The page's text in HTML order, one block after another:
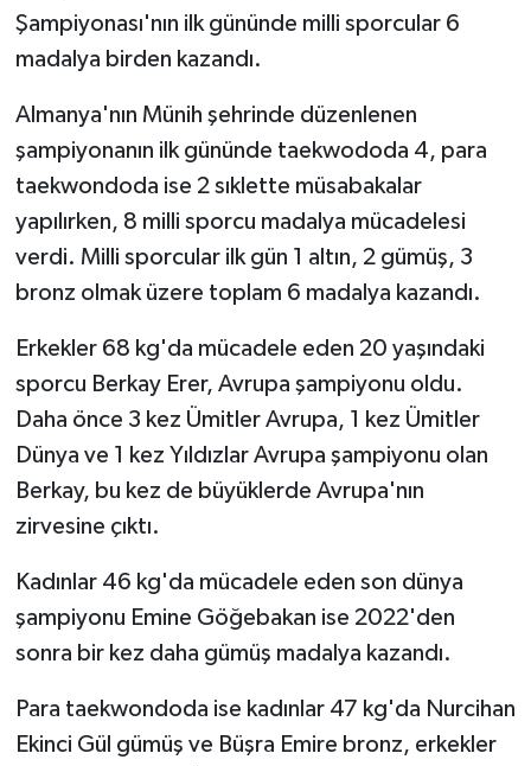
Şampiyonası'nın ilk gününde milli sporcular 6
madalya birden kazandı.
Almanya'nın Münih şehrinde düzenlenen
şampiyonanın ilk gününde taekwododa 4, para
taekwondoda ise 2 sıklette müsabakalar
yapılırken, 8 milli sporcu madalya mücadelesi
verdi. Milli sporcular ilk gün 1 altın, 2 gümüş, 3
bronz olmak üzere toplam 6 madalya kazandı.
Erkekler 68 kg'da mücadele eden 20 yaşındaki
sporcu Berkay Erer, Avrupa şampiyonu oldu.
Daha önce 3 kez Ümitler Avrupa, 1 kez Ümitler
Dünya ve 1 kez Yıldızlar Avrupa şampiyonu olan
Berkay, bu kez de büyüklerde Avrupa'nın
zirvesine çıktı.
Kadınlar 46 kg'da mücadele eden son dünya
şampiyonu Emine Göğebakan ise 2022'den
sonra bir kez daha gümüş madalya kazandı.
Para taekwondoda ise kadınlar 47 kg'da Nurcihan
Ekinci Gül gümüş ve Büşra Emire bronz, erkekler
GENEL
GÜNDEM
Güvenlik
HABERDE İNSAN
İNSAN
İş Dünyası
Jandarma
Kadın
KÜLTÜR SANAT
MAGAZİN
Otomobil
POLİTİKA